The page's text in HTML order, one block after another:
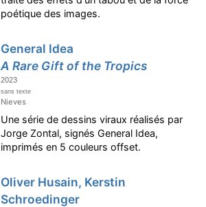
poétique des images.
General Idea
A Rare Gift of the Tropics
2023
sans texte
Nieves
Une série de dessins viraux réalisés par
Jorge Zontal, signés General Idea,
imprimés en 5 couleurs offset.
Oliver Husain, Kerstin
Schroedinger